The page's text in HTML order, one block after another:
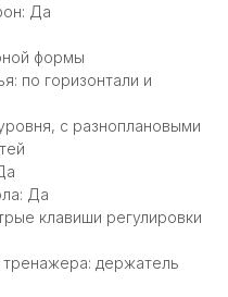
Да
формы
по горизонтали и
с разноплановыми
Да
клавиши регулировки
держатель